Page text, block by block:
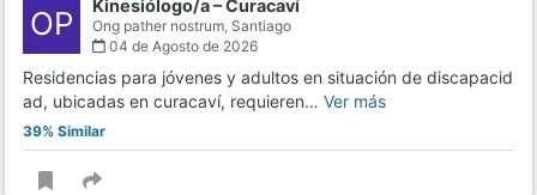
OP Kinesiólogo/a – Curacaví
Ong pather nostrum, Santiago
04 de Agosto de 2026
Residencias para jóvenes y adultos en situación de discapacid
ad, ubicadas en curacaví, requieren… Ver más
39% Similar